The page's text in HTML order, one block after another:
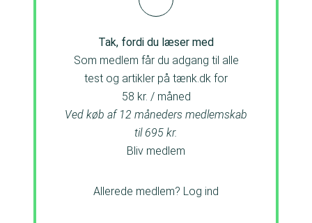
Tak, fordi du læser med
Som medlem får du adgang til alle
test og artikler på tænk.dk for
58 kr. / måned
Ved køb af 12 måneders medlemskab
til 695 kr.
Bliv medlem
Allerede medlem? Log ind